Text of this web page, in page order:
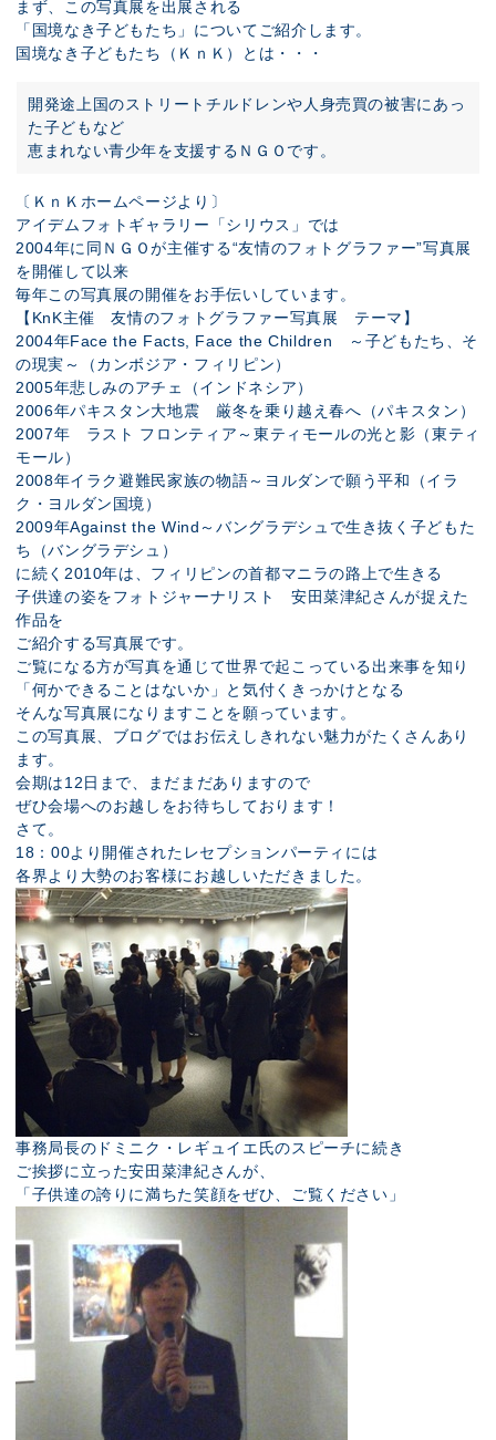
まず、この写真展を出展される
「国境なき子どもたち」についてご紹介します。
国境なき子どもたち（ＫｎＫ）とは・・・
開発途上国のストリートチルドレンや人身売買の被害にあっ
た子どもなど
恵まれない青少年を支援するＮＧＯです。
〔 ＫｎＫホームページより〕
アイデムフォトギャラリー「シリウス」では
2004年に同ＮＧＯが主催する“友情のフォトグラファー”写真展
を開催して以来
毎年この写真展の開催をお手伝いしています。
【KnK主催 友情のフォトグラファー写真展 テーマ】
2004年Face the Facts, Face the Children ～子どもたち、そ
の現実～（カンボジア・フィリピン）
2005年悲しみのアチェ（インドネシア）
2006年パキスタン大地震 厳冬を乗り越え春へ（パキスタン）
2007年 ラスト フロンティア～東ティモールの光と影（東ティ
モール）
2008年イラク避難民家族の物語～ヨルダンで願う平和（イラ
ク・ヨルダン国境）
2009年Against the Wind～バングラデシュで生き抜く子どもた
ち（バングラデシュ）
に続く2010年は、フィリピンの首都マニラの路上で生きる
子供達の姿をフォトジャーナリスト 安田菜津紀さんが捉えた
作品を
ご紹介する写真展です。
ご覧になる方が写真を通じて世界で起こっている出来事を知り
「何かできることはないか」と気付くきっかけとなる
そんな写真展になりますことを願っています。
この写真展、ブログではお伝えしきれない魅力がたくさんあり
ます。
会期は12日まで、まだまだありますので
ぜひ会場へのお越しをお待ちしております！
さて。
18：00より開催されたレセプションパーティには
各界より大勢のお客様にお越しいただきました。
事務局長のドミニク・レギュイエ氏のスピーチに続き
ご挨拶に立った安田菜津紀さんが、
「子供達の誇りに満ちた笑顔をぜひ、ご覧ください」